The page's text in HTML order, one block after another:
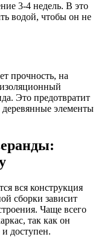
3-4 недель. В это
водой, чтобы он не
прочность, на
Это предотвратит
элементы
вся конструкция
сборки зависит
Чаще всего
так как он
и доступен.